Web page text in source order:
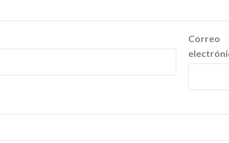
Correo